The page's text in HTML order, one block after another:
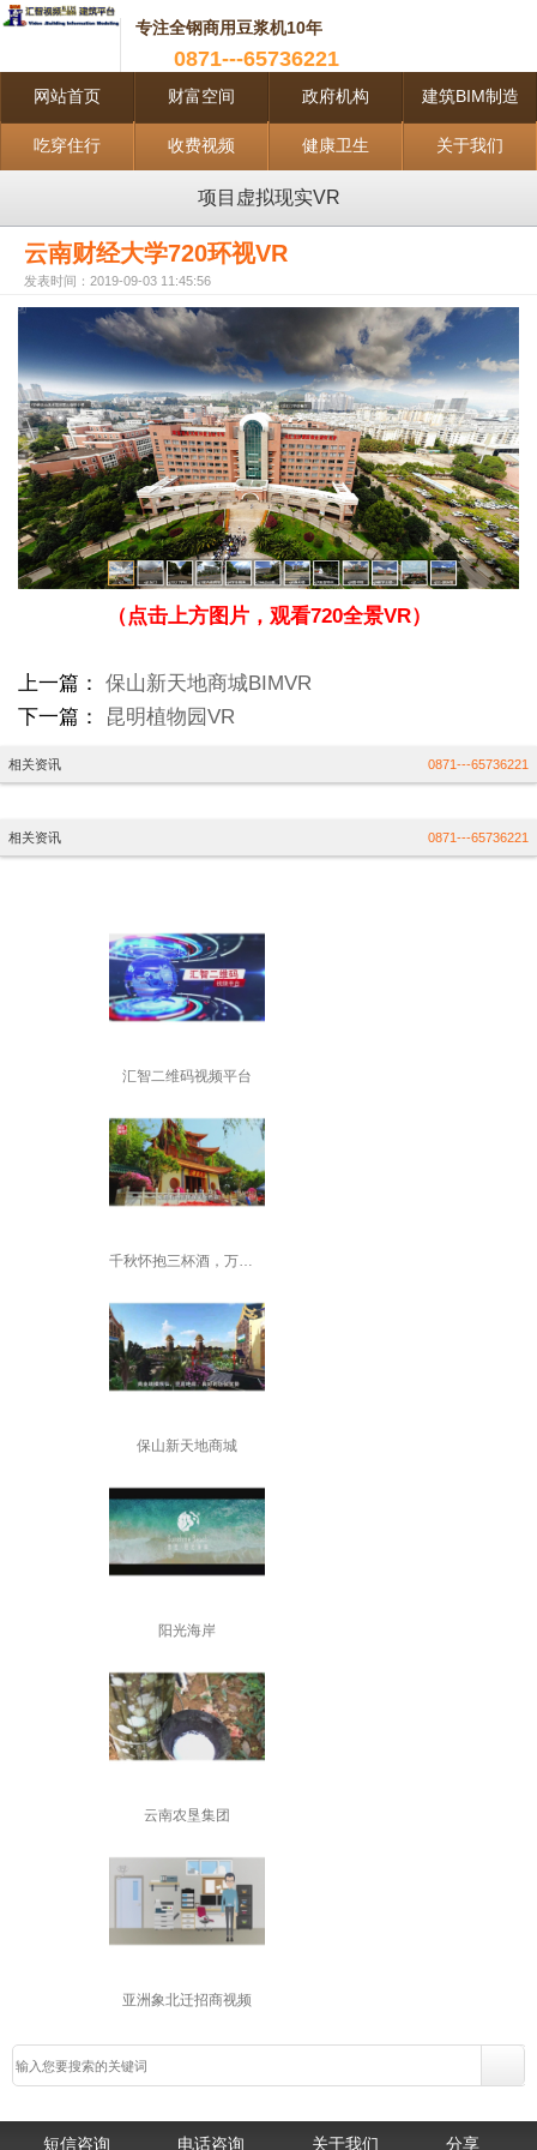
专注全钢商用豆浆机10年
0871---65736221
网站首页 财富空间 政府机构 建筑BIM制造
吃穿住行 收费视频 健康卫生 关于我们
项目虚拟现实VR
云南财经大学720环视VR
发表时间：2019-09-03 11:45:56
（点击上方图片，观看720全景VR）
上一篇：
保山新天地商城BIMVR
下一篇：
昆明植物园VR
相关资讯 0871---65736221
相关资讯 0871---65736221
汇智二维码视频平台
千秋怀抱三杯酒，万里云山一水楼---大观
保山新天地商城
阳光海岸
云南农垦集团
亚洲象北迁招商视频
短信咨询 电话咨询 关于我们 分享